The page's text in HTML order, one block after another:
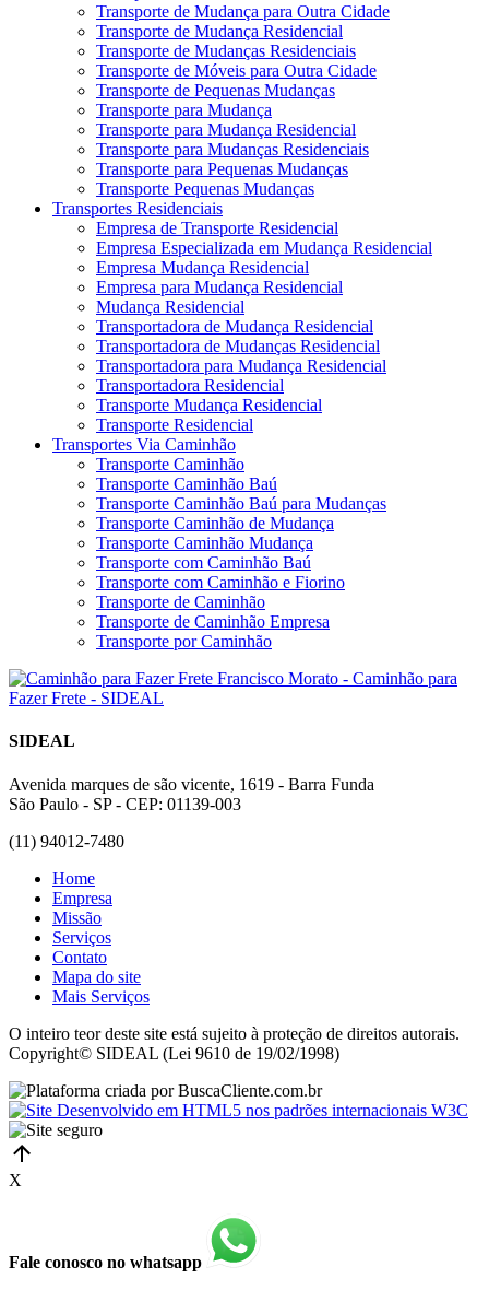
Transporte de Mudança para Outra Cidade
Transporte de Mudança Residencial
Transporte de Mudanças Residenciais
Transporte de Móveis para Outra Cidade
Transporte de Pequenas Mudanças
Transporte para Mudança
Transporte para Mudança Residencial
Transporte para Mudanças Residenciais
Transporte para Pequenas Mudanças
Transporte Pequenas Mudanças
Transportes Residenciais
Empresa de Transporte Residencial
Empresa Especializada em Mudança Residencial
Empresa Mudança Residencial
Empresa para Mudança Residencial
Mudança Residencial
Transportadora de Mudança Residencial
Transportadora de Mudanças Residencial
Transportadora para Mudança Residencial
Transportadora Residencial
Transporte Mudança Residencial
Transporte Residencial
Transportes Via Caminhão
Transporte Caminhão
Transporte Caminhão Baú
Transporte Caminhão Baú para Mudanças
Transporte Caminhão de Mudança
Transporte Caminhão Mudança
Transporte com Caminhão Baú
Transporte com Caminhão e Fiorino
Transporte de Caminhão
Transporte de Caminhão Empresa
Transporte por Caminhão
SIDEAL
Avenida marques de são vicente, 1619 - Barra Funda
São Paulo - SP - CEP: 01139-003
(11) 94012-7480
Home
Empresa
Missão
Serviços
Contato
Mapa do site
Mais Serviços
O inteiro teor deste site está sujeito à proteção de direitos autorais.
Copyright© SIDEAL (Lei 9610 de 19/02/1998)
X
Fale conosco no whatsapp